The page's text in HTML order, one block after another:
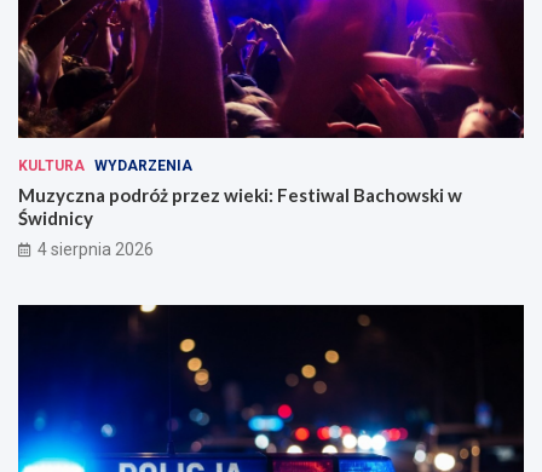
KULTURA WYDARZENIA
Muzyczna podróż przez wieki: Festiwal Bachowski w
Świdnicy
4 sierpnia 2026